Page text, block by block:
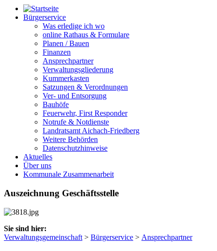
Bürgerservice
Was erledige ich wo
online Rathaus & Formulare
Planen / Bauen
Finanzen
Ansprechpartner
Verwaltungsgliederung
Kummerkasten
Satzungen & Verordnungen
Ver- und Entsorgung
Bauhöfe
Feuerwehr, First Responder
Notrufe & Notdienste
Landratsamt Aichach-Friedberg
Weitere Behörden
Datenschutzhinweise
Aktuelles
Über uns
Kommunale Zusammenarbeit
Auszeichnung Geschäftsstelle
Sie sind hier:
Verwaltungsgemeinschaft > Bürgerservice > Ansprechpartner